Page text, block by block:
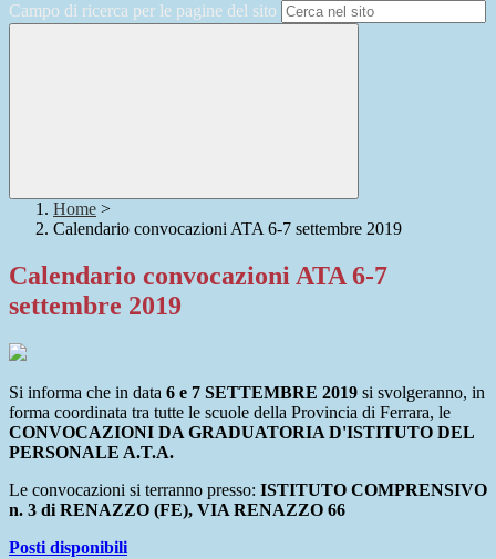
Campo di ricerca per le pagine del sito
Home >
Calendario convocazioni ATA 6-7 settembre 2019
Calendario convocazioni ATA 6-7
settembre 2019
Si informa che in data 6 e 7 SETTEMBRE 2019 si svolgeranno, in
forma coordinata tra tutte le scuole della Provincia di Ferrara, le
CONVOCAZIONI DA GRADUATORIA D'ISTITUTO DEL
PERSONALE A.T.A.
Le convocazioni si terranno presso: ISTITUTO COMPRENSIVO
n. 3 di RENAZZO (FE), VIA RENAZZO 66
Posti disponibili